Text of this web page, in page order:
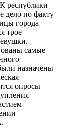
республики
дело по факту
города
трое
самые
назначены
опросы